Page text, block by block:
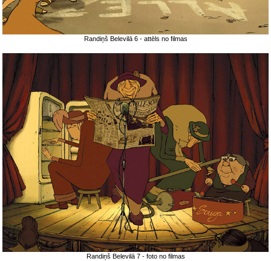
Randiņš Belevilā 6 - attēls no filmas
Randiņš Belevilā 7 - foto no filmas